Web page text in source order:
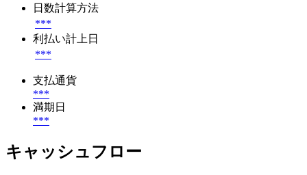
日数計算方法
***
利払い計上日
***
支払通貨
***
満期日
***
キャッシュフロー